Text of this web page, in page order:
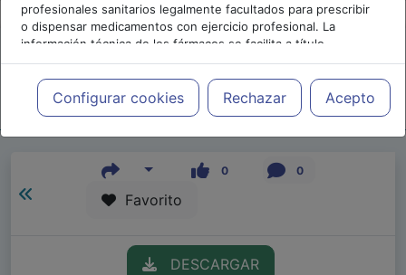
profesionales sanitarios legalmente facultados para prescribir
o dispensar medicamentos con ejercicio profesional. La
información técnica de los fármacos se facilita a título
meramente informativo, siendo responsabilidad de los
profesionales facultados prescribir medicamentos y decidir, en
cada caso concreto, el tratamiento más adecuado a las
necesidades del paciente.
Configurar cookies Rechazar Acepto
Repositorio de Artículos |Blogs|
INTERPSIQUIS|
0 0
Favorito
DESCARGAR